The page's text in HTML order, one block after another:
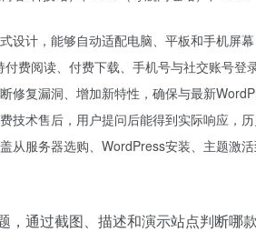
设计，能够自动适配电脑、平板和手机屏
付费阅读、付费下载、手机号与社交账号登
修复漏洞、增加新特性，确保与最新
技术售后，用户提问后能得到实际响应，
从服务器选购、WordPress安装、主题激
，通过截图、描述和演示站点判断哪